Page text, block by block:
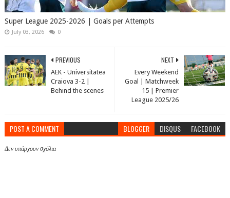
Super League 2025-2026 | Goals per Attempts
July 03, 2026 0
NEXT
Every Weekend
Goal | Matchweek
15 | Premier
League 2025/26
PREVIOUS
AEK - Universitatea
Craiova 3-2 |
Behind the scenes
POST A COMMENT BLOGGER DISQUS FACEBOOK
Δεν υπάρχουν σχόλια